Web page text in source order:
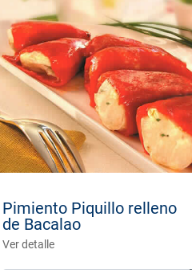
Pimiento Piquillo relleno
de Bacalao
Ver detalle